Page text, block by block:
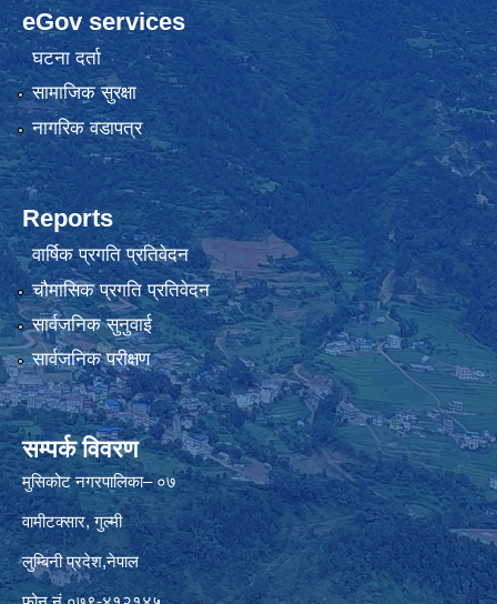
eGov services
घटना दर्ता
सामाजिक सुरक्षा
नागरिक वडापत्र
Reports
वार्षिक प्रगति प्रतिवेदन
चौमासिक प्रगति प्रतिवेदन
सार्वजनिक सुनुवाई
सार्वजनिक परीक्षण
सम्पर्क विवरण
मुसिकोट नगरपालिका– ०७
वामीटक्सार, गुल्मी
लुम्बिनी प्रदेश,नेपाल